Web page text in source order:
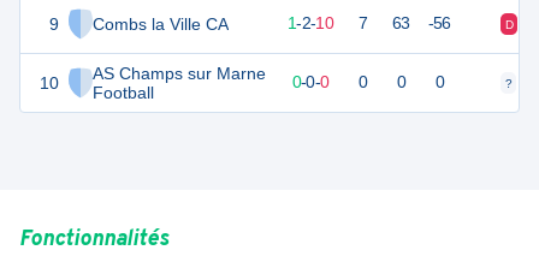
9 Combs la Ville CA
10
AS Champs sur Marne
Football
2 1-2-10 7 63 -56 D
0 0 0-0-0 0 0 0 ?
Fonctionnalités